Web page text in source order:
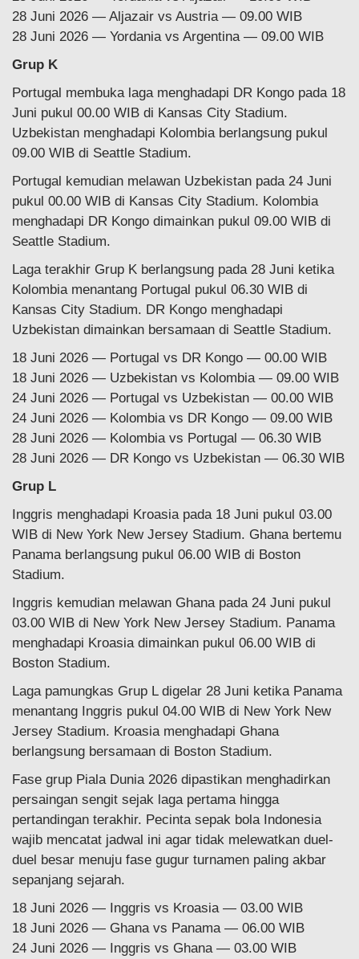
28 Juni 2026 — Aljazair vs Austria — 09.00 WIB
28 Juni 2026 — Yordania vs Argentina — 09.00 WIB
Grup K
Portugal membuka laga menghadapi DR Kongo pada 18
Juni pukul 00.00 WIB di Kansas City Stadium.
Uzbekistan menghadapi Kolombia berlangsung pukul
09.00 WIB di Seattle Stadium.
Portugal kemudian melawan Uzbekistan pada 24 Juni
pukul 00.00 WIB di Kansas City Stadium. Kolombia
menghadapi DR Kongo dimainkan pukul 09.00 WIB di
Seattle Stadium.
Laga terakhir Grup K berlangsung pada 28 Juni ketika
Kolombia menantang Portugal pukul 06.30 WIB di
Kansas City Stadium. DR Kongo menghadapi
Uzbekistan dimainkan bersamaan di Seattle Stadium.
18 Juni 2026 — Portugal vs DR Kongo — 00.00 WIB
18 Juni 2026 — Uzbekistan vs Kolombia — 09.00 WIB
24 Juni 2026 — Portugal vs Uzbekistan — 00.00 WIB
24 Juni 2026 — Kolombia vs DR Kongo — 09.00 WIB
28 Juni 2026 — Kolombia vs Portugal — 06.30 WIB
28 Juni 2026 — DR Kongo vs Uzbekistan — 06.30 WIB
Grup L
Inggris menghadapi Kroasia pada 18 Juni pukul 03.00
WIB di New York New Jersey Stadium. Ghana bertemu
Panama berlangsung pukul 06.00 WIB di Boston
Stadium.
Inggris kemudian melawan Ghana pada 24 Juni pukul
03.00 WIB di New York New Jersey Stadium. Panama
menghadapi Kroasia dimainkan pukul 06.00 WIB di
Boston Stadium.
Laga pamungkas Grup L digelar 28 Juni ketika Panama
menantang Inggris pukul 04.00 WIB di New York New
Jersey Stadium. Kroasia menghadapi Ghana
berlangsung bersamaan di Boston Stadium.
Fase grup Piala Dunia 2026 dipastikan menghadirkan
persaingan sengit sejak laga pertama hingga
pertandingan terakhir. Pecinta sepak bola Indonesia
wajib mencatat jadwal ini agar tidak melewatkan duel-
duel besar menuju fase gugur turnamen paling akbar
sepanjang sejarah.
18 Juni 2026 — Inggris vs Kroasia — 03.00 WIB
18 Juni 2026 — Ghana vs Panama — 06.00 WIB
24 Juni 2026 — Inggris vs Ghana — 03.00 WIB